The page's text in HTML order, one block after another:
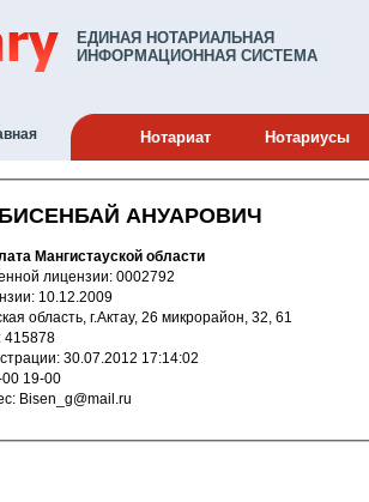
ЕДИНАЯ НОТАРИАЛЬНАЯ
ИНФОРМАЦИОННАЯ СИСТЕМА
Нотариат Нотариусы
АНУАРОВИЧ
Мангистауской области
Номер государственной лицензии: 0002792
Дата выдачи лицензии: 10.12.2009
область, г.Актау, 26 микрорайон, 32, 61
Рабочий телефон: 415878
Дата учетной регистрации: 30.07.2012 17:14:02
09-00 19-00
Электронный адрес: Bisen_g@mail.ru